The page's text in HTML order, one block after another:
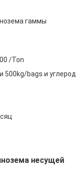
гаммы
/Ton
500kg/bags и углерод
несущей